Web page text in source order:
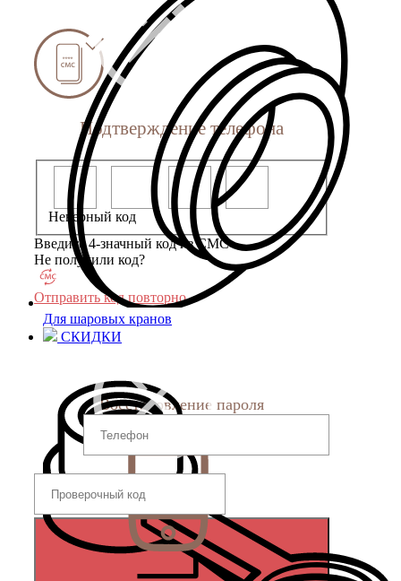
Для шаровых кранов
СКИДКИ
Подтверждение телефона
Неверный код
Введите 4-значный код из СМС
Не получили код?
Отправить код повторно
Восстановление пароля